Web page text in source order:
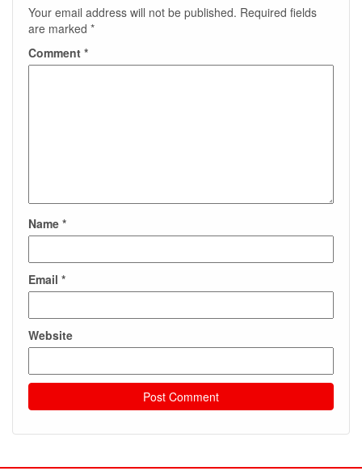
Your email address will not be published. Required fields
are marked *
Comment *
Name *
Email *
Website